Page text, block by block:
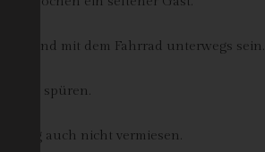
und mit dem Fahrrad unterwegs sein.
zu spüren.
auch nicht vermiesen.